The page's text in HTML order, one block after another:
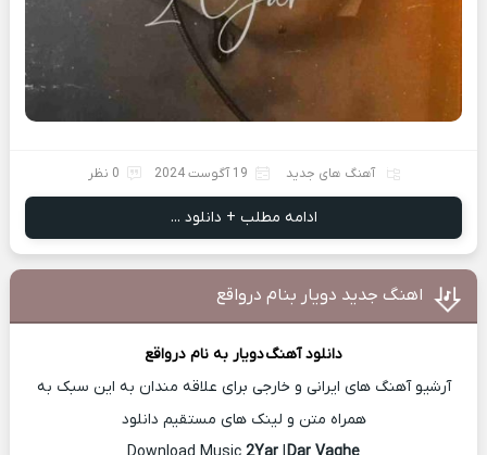
آهنگ های جدید 19 آگوست 2024 0 نظر
ادامه مطلب + دانلود ...
اهنگ جدید دویار بنام درواقع
دانلود آهنگدویار به نام درواقع
آرشیو آهنگ های ایرانی و خارجی برای علاقه مندان به این سبک به
همراه متن و لینک های مستقیم دانلود